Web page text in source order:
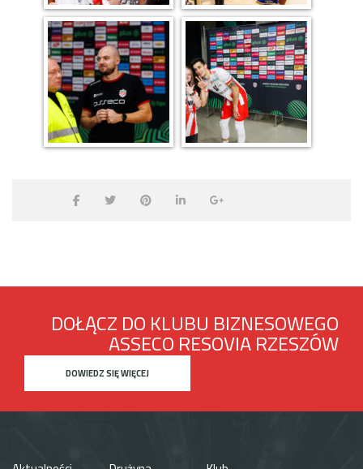
DOŁĄCZ DO KLUBU BIZNESOWEGO
ASSECO RESOVIA RZESZÓW
DOWIEDZ SIĘ WIĘCEJ